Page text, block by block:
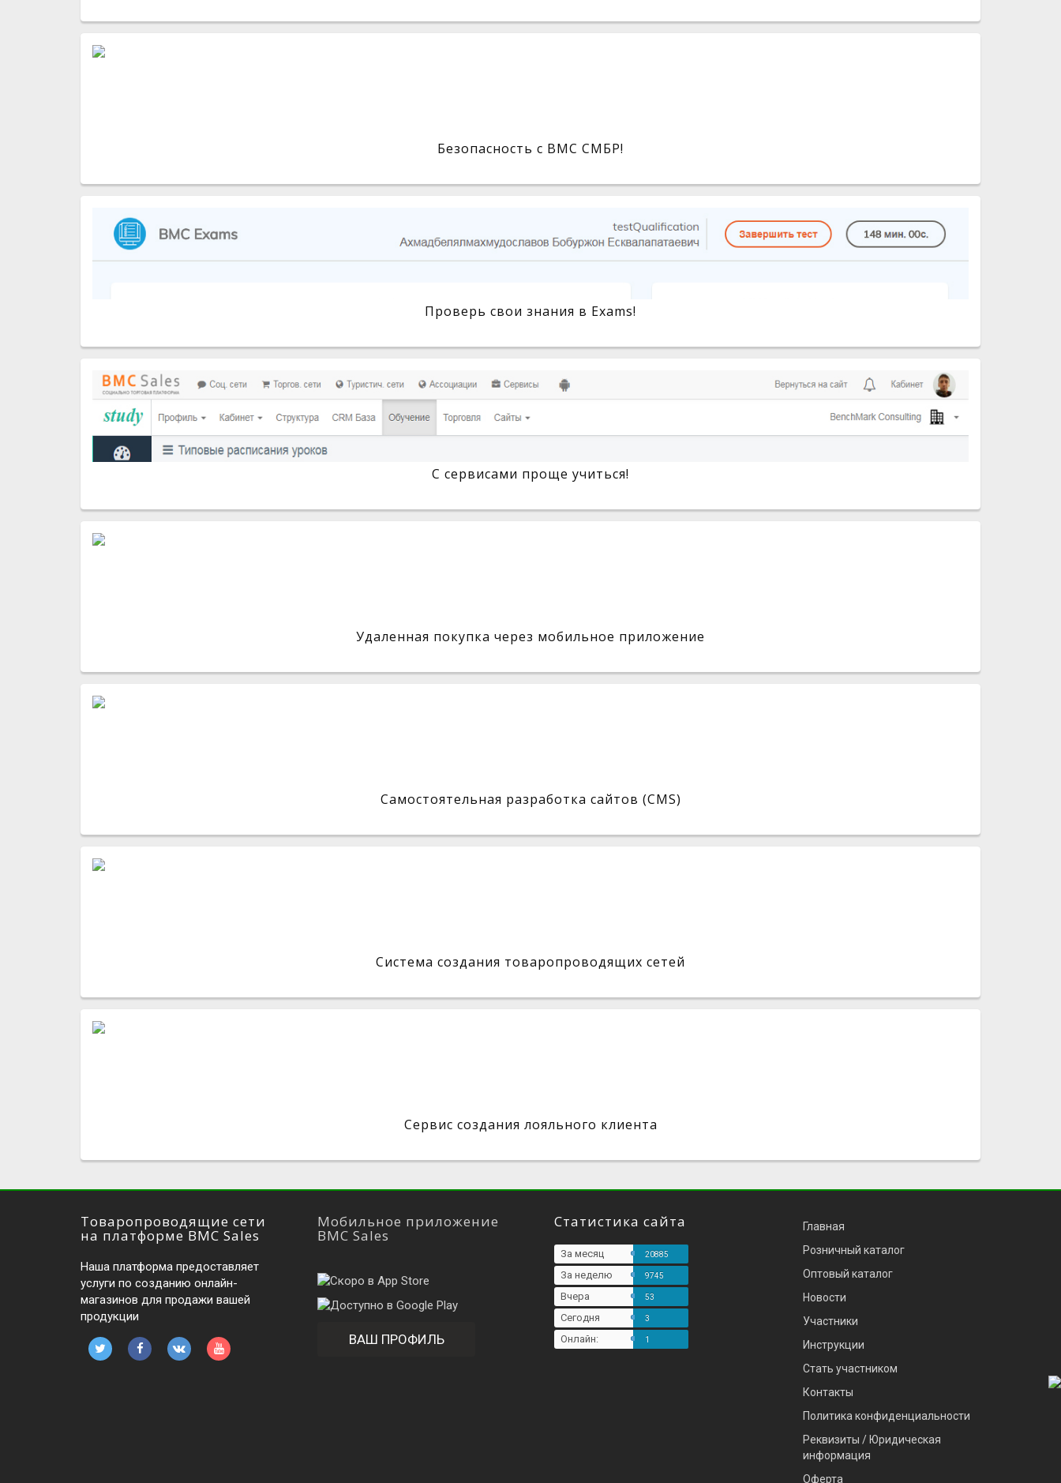
Безопасность с BMC СМБР!
Проверь свои знания в Exams!
С сервисами проще учиться!
Удаленная покупка через мобильное приложение
Самостоятельная разработка сайтов (CMS)
Система создания товаропроводящих сетей
Сервис создания лояльного клиента
Товаропроводящие сети
на платформе BMC Sales
Наша платформа предоставляет
услуги по созданию онлайн-
магазинов для продажи вашей
продукции
Мобильное приложение
BMC Sales
ВАШ ПРОФИЛЬ
Статистика сайта
За месяц 20885
За неделю 9745
Вчера 53
Сегодня 3
Онлайн: 1
Главная
Розничный каталог
Оптовый каталог
Новости
Участники
Инструкции
Стать участником
Контакты
Политика конфиденциальности
Реквизиты / Юридическая
информация
Оферта